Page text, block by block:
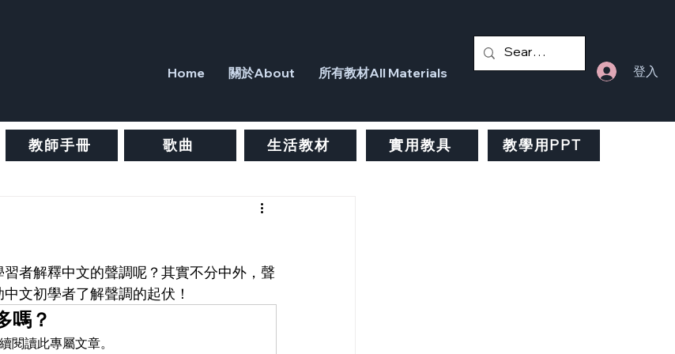
Home 關於About 所有教材All Materials 登入
教師手冊 歌曲 生活教材 實用教具 教學用PPT
者解釋中文的聲調呢？其實不分中外，聲
文初學者了解聲調的起伏！
嗎？
閱讀此專屬文章。